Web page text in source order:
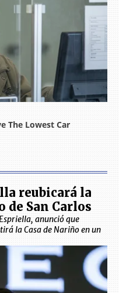
reubicará la
de San Carlos
anunció que
la Casa de Nariño en un